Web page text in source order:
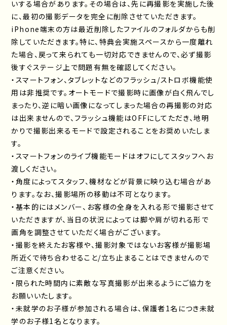
いする場合があります。その場合は、先に再撮影を実施した後
に、最初の撮影データを完全に削除させていただきます。
iPhone端末の方は最近削除したファイルのフォルダからも削
除していただきます。特に、特典会実施スペースから一度離れ
た場合、戻って来られても一切対応できませんので、必ず撮影
後すぐステージ上で問題有無を確認してください。
・スマートフォン、タブレットなどのフラッシュ/ストロボ機能使
用は非推奨です。オートモードで撮影時に画像が白く飛んでし
まったり、逆に暗い画像になってしまった場合の再撮影の対応
は出来ませんので、フラッシュ機能はOFFにしてただき、地明
かりで撮影出来るモードで設定されることをお奨めいたしま
す。
・スマートフォンのライブ機能モードはオフにしてスタッフへお
渡しください。
・角度によってスタッフ、機材などが背景に映り込む場合があ
ります。なお、撮影場所の移動は不可となります。
・基本的にはメンバー、お客様の全身を入れる形で撮影させて
いただきますが、当日の状況によっては脚や肩が切れる形で
画角を調整させていただく場合がございます。
・撮影を終えたお客様や、撮影対象ではないお客様が撮影場
所近くで待ち合わせること/立ち止まることはできませんので
ご注意ください。
・限られた時間内に素敵な写真撮影が出来るようにご協力を
お願いいたします。
・未就学のお子様が参加される場合は、保護者1名につき未就
学のお子様1名となります。